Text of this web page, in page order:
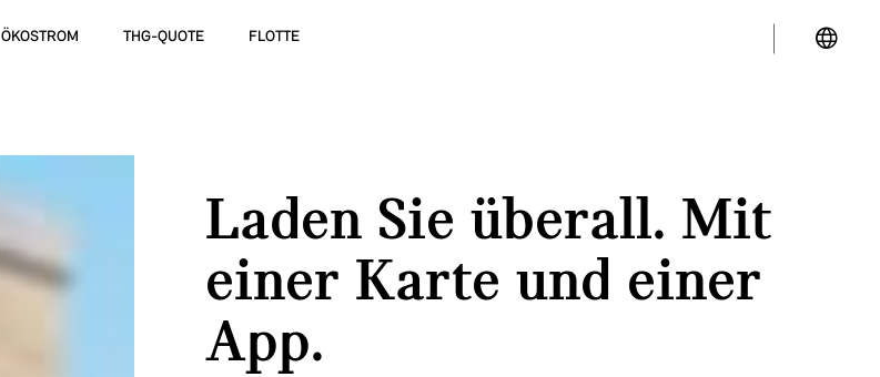
ÖKOSTROM THG-QUOTE FLOTTE
Laden Sie überall. Mit
einer Karte und einer
App.